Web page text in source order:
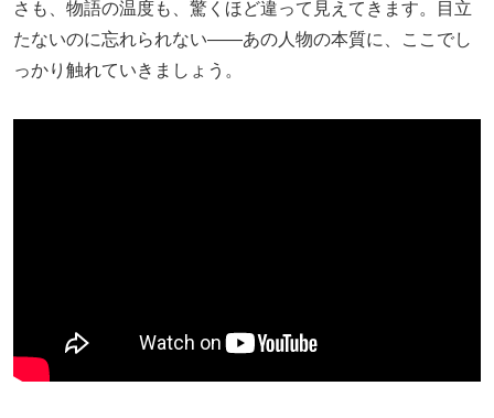
さも、物語の温度も、驚くほど違って見えてきます。目立
たないのに忘れられない――あの人物の本質に、ここでし
っかり触れていきましょう。